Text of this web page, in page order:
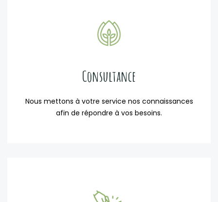
Consultance
Nous mettons à votre service nos connaissances
afin de répondre à vos besoins.